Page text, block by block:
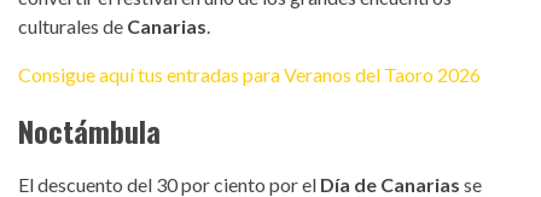
culturales de Canarias.
Consigue aquí tus entradas para Veranos del Taoro 2026
Noctámbula
El descuento del 30 por ciento por el Día de Canarias se